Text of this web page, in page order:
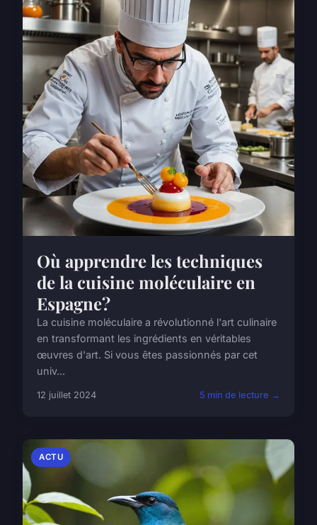
Où apprendre les techniques
de la cuisine moléculaire en
Espagne?
La cuisine moléculaire a révolutionné l'art culinaire
en transformant les ingrédients en véritables
œuvres d'art. Si vous êtes passionnés par cet
univ...
12 juillet 2024 5 min de lecture →
ACTU